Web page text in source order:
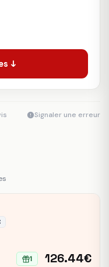
↓
Signaler une erreur
1 126.44€